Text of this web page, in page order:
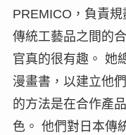
PREMICO，負責
傳統工藝品之間的
官真的很有趣。 她
漫畫書，以建立他
的方法是在合作產
色。 他們對日本傳